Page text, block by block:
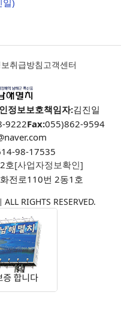
취급방침고객센터
정보보호책임자:김진일
9222Fax:055)862-9594
98-17535
호[사업자정보확인]
전로110번 2동1호
RIGHTS RESERVED.